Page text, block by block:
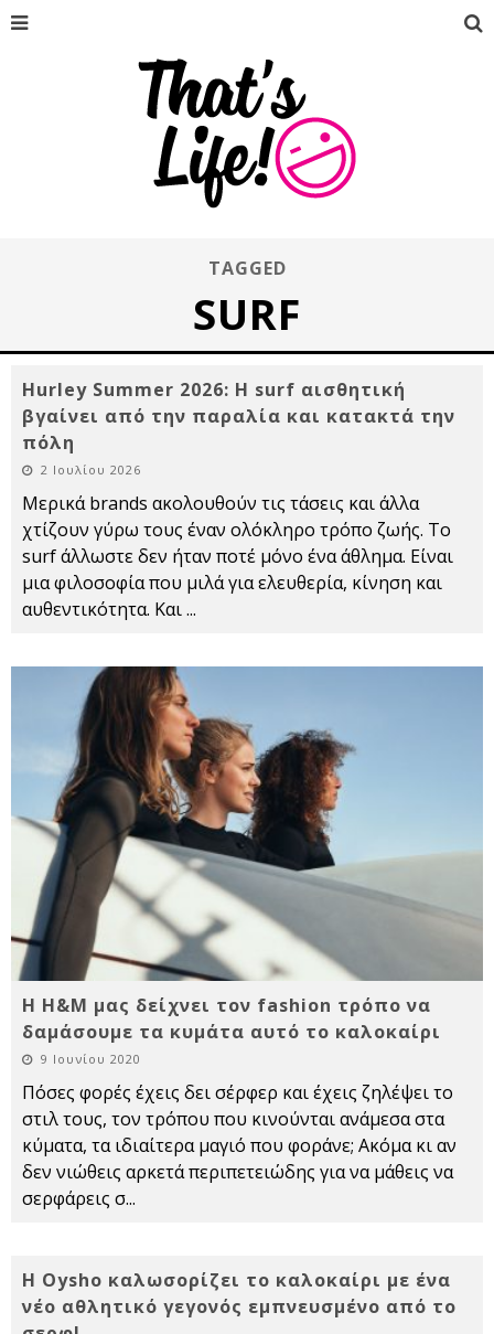
TAGGED
SURF
Hurley Summer 2026: Η surf αισθητική
βγαίνει από την παραλία και κατακτά την
πόλη
2 Ιουλίου 2026
Μερικά brands ακολουθούν τις τάσεις και άλλα
χτίζουν γύρω τους έναν ολόκληρο τρόπο ζωής. Το
surf άλλωστε δεν ήταν ποτέ μόνο ένα άθλημα. Είναι
μια φιλοσοφία που μιλά για ελευθερία, κίνηση και
αυθεντικότητα. Και...
Η H&M μας δείχνει τον fashion τρόπο να
δαμάσουμε τα κυμάτα αυτό το καλοκαίρι
9 Ιουνίου 2020
Πόσες φορές έχεις δει σέρφερ και έχεις ζηλέψει το
στιλ τους, τον τρόπου που κινούνται ανάμεσα στα
κύματα, τα ιδιαίτερα μαγιό που φοράνε; Ακόμα κι αν
δεν νιώθεις αρκετά περιπετειώδης για να μάθεις να
σερφάρεις σ...
Η Oysho καλωσορίζει το καλοκαίρι με ένα
νέο αθλητικό γεγονός εμπνευσμένο από το